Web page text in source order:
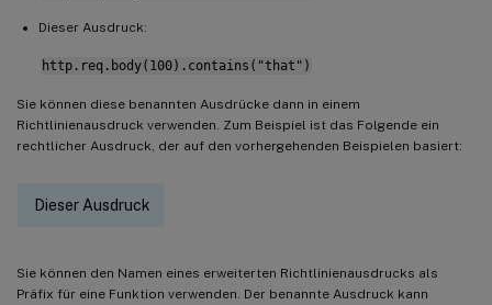
Dieser Ausdruck:
http.req.body(100).contains("that")
Sie können diese benannten Ausdrücke dann in einem
Richtlinienausdruck verwenden. Zum Beispiel ist das Folgende ein
rechtlicher Ausdruck, der auf den vorhergehenden Beispielen basiert:
Dieser Ausdruck
Sie können den Namen eines erweiterten Richtlinienausdrucks als
Präfix für eine Funktion verwenden. Der benannte Ausdruck kann